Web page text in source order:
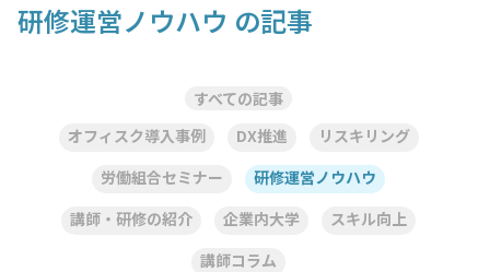
研修運営ノウハウ の記事
すべての記事
オフィスク導入事例
DX推進
リスキリング
労働組合セミナー
研修運営ノウハウ
講師・研修の紹介
企業内大学
スキル向上
講師コラム